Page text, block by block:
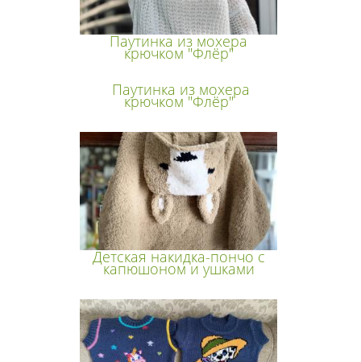
Паутинка из мохера
крючком "Флёр"
Паутинка из мохера
крючком "Флёр"
Детская накидка-пончо с
капюшоном и ушками